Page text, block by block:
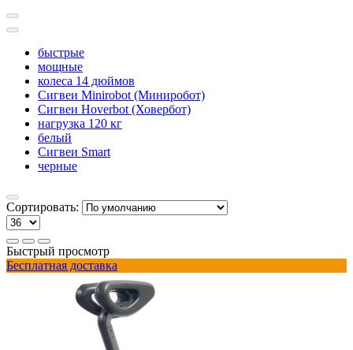
быстрые
мощные
колеса 14 дюймов
Сигвеи Minirobot (Миниробот)
Сигвеи Hoverbot (Ховербот)
нагрузка 120 кг
белый
Сигвеи Smart
черные
Сортировать:
Быстрый просмотр
Бесплатная доставка